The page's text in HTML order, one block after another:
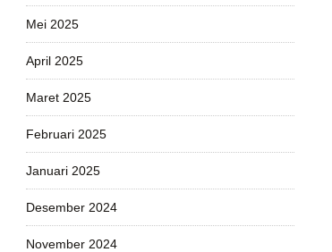
Mei 2025
April 2025
Maret 2025
Februari 2025
Januari 2025
Desember 2024
November 2024